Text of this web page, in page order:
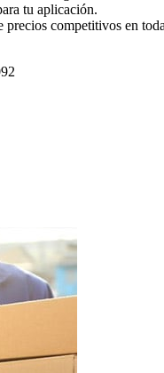
tu aplicación.
competitivos en